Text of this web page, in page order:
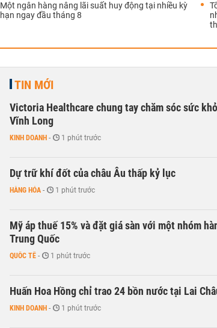
Một ngân hàng nâng lãi suất huy động tại nhiều kỳ
hạn ngay đầu tháng 8
TIN MỚI
Victoria Healthcare chung tay chăm sóc sức
Vĩnh Long
KINH DOANH - 1 phút trước
Dự trữ khí đốt của châu Âu thấp kỷ lục
HÀNG HÓA - 1 phút trước
Mỹ áp thuế 15% và đặt giá sàn với một nhóm
Trung Quốc
QUỐC TẾ - 1 phút trước
Huấn Hoa Hồng chỉ trao 24 bồn nước tại Lai
KINH DOANH - 1 phút trước